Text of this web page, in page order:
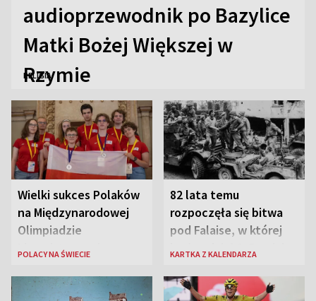
audioprzewodnik po Bazylice
Matki Bożej Większej w
Rzymie
RELIGIA
Wielki sukces Polaków
na Międzynarodowej
Olimpiadzie
Lingwistycznej
POLACY NA ŚWIECIE
82 lata temu
rozpoczęła się bitwa
pod Falaise, w której
brała udział 1. Dywizja
KARTKA Z KALENDARZA